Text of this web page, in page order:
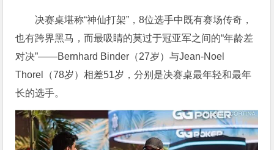
决赛桌堪称“神仙打架”，8位选手中既有赛场传奇，
也有跨界黑马，而最吸睛的莫过于冠亚军之间的“年龄差
对决”——Bernhard Binder（27岁）与Jean-Noel
Thorel（78岁）相差51岁，分别是决赛桌最年轻和最年
长的选手。